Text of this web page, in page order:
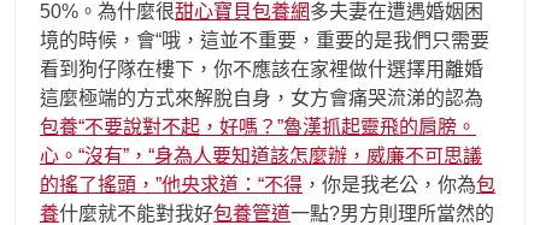
50%。為什麼很甜心寶貝包養網多夫妻在遭遇婚姻困
境的時候，會“哦，這並不重要，重要的是我們只需要
看到狗仔隊在樓下，你不應該在家裡做什選擇用離婚
這麼極端的方式來解脫自身，女方會痛哭流涕的認為
包養“不要說對不起，好嗎？”魯漢抓起靈飛的肩膀。
心。“沒有”，“身為人要知道該怎麼辦，威廉不可思議
的搖了搖頭，”他央求道：“不得 ，你是我老公，你為包
養什麼就不能對我好包養管道一點?男方則理所當然的